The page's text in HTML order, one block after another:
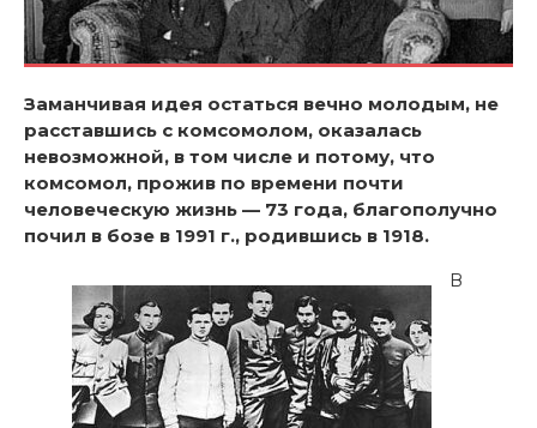
Заманчивая идея остаться вечно молодым, не
расставшись с комсомолом, оказалась
невозможной, в том числе и потому, что
комсомол, прожив по времени почти
человеческую жизнь — 73 года, благополучно
почил в бозе в 1991 г., родившись в 1918.
В